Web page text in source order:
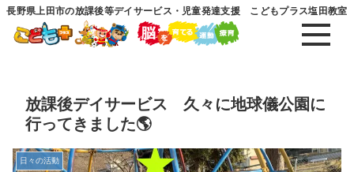
長野県上田市の放課後等デイサービス・児童発達支援 こどもプラス塩田教室
放課後デイサービス 久々に地球儀公園に
行ってきました🌎
日々の活動